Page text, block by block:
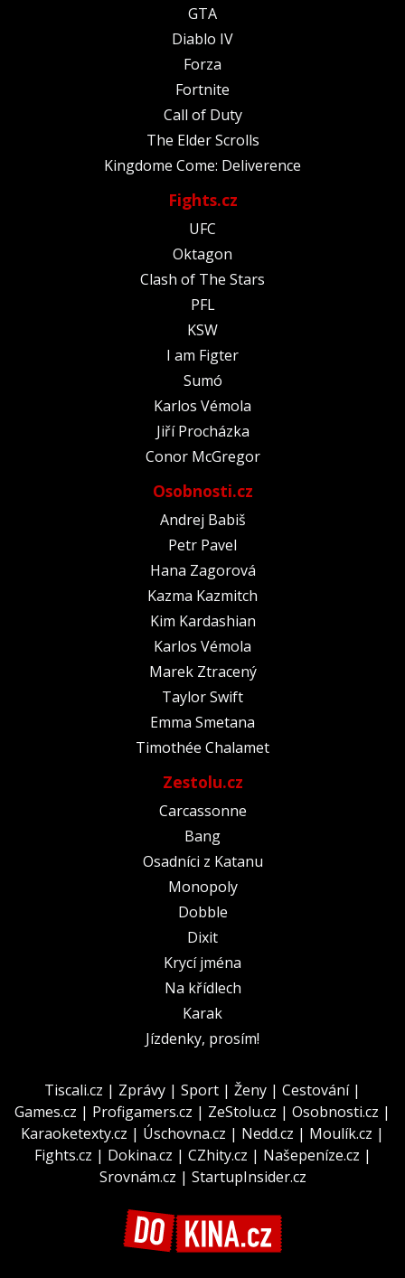
GTA
Diablo IV
Forza
Fortnite
Call of Duty
The Elder Scrolls
Kingdome Come: Deliverence
Fights.cz
UFC
Oktagon
Clash of The Stars
PFL
KSW
I am Figter
Sumó
Karlos Vémola
Jiří Procházka
Conor McGregor
Osobnosti.cz
Andrej Babiš
Petr Pavel
Hana Zagorová
Kazma Kazmitch
Kim Kardashian
Karlos Vémola
Marek Ztracený
Taylor Swift
Emma Smetana
Timothée Chalamet
Zestolu.cz
Carcassonne
Bang
Osadníci z Katanu
Monopoly
Dobble
Dixit
Krycí jména
Na křídlech
Karak
Jízdenky, prosím!
Tiscali.cz | Zprávy | Sport | Ženy | Cestování|
Games.cz | Profigamers.cz | ZeStolu.cz | Osobnosti.cz |
Karaoketexty.cz | Úschovna.cz | Nedd.cz | Moulík.cz |
Fights.cz | Dokina.cz | CZhity.cz | Našepeníze.cz |
Srovnám.cz | StartupInsider.cz